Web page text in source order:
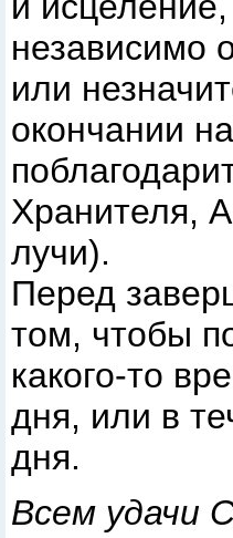
независимо
или
окончании
Хранителя,
лучи).
Перед
том, чтобы
какого-то
дня, или в
дня.
Всем удачи